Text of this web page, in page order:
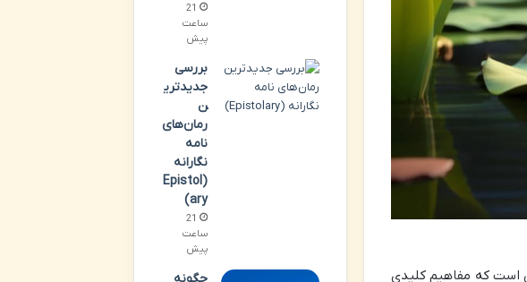
است که مفاهیم کلیدی
21
ساعت
پیش
بررسی
جدیدتری
ن
رمان‌های
نامه
نگارانه
(Epistol
ary)
21
ساعت
پیش